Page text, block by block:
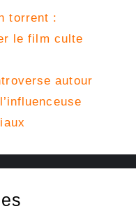
torrent :
le film culte
autour